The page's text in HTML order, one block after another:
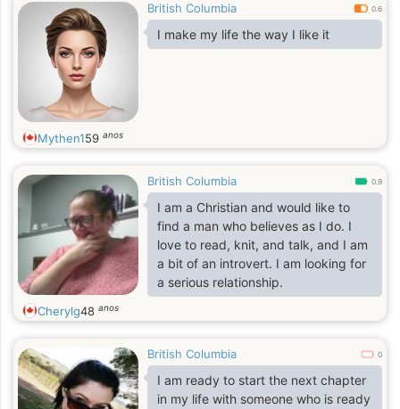
British Columbia 0.6
I make my life the way I like it
Mythen159 anos
British Columbia 0.9
I am a Christian and would like to
find a man who believes as I do. I
love to read, knit, and talk, and I am
a bit of an introvert. I am looking for
a serious relationship.
Cherylg48 anos
British Columbia 0
I am ready to start the next chapter
in my life with someone who is ready